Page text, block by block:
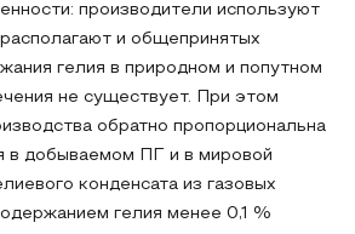
производители используют
и общепринятых
гелия в природном и попутном
не существует. При этом
обратно пропорциональна
в добываемом ПГ и в мировой
конденсата из газовых
гелия менее 0,1 %